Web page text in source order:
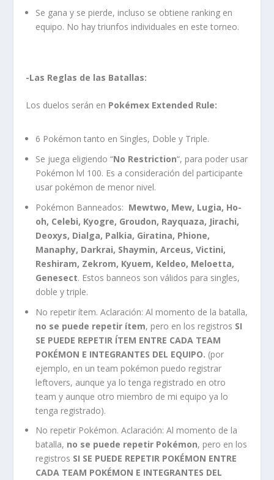
Se gana y se pierde, incluso se obtiene ranking en
equipo. No hay triunfos individuales en este torneo.
-Las Reglas de las Batallas:
Los duelos serán en Pokémex Extended Rule:
6 Pokémon tanto en Singles, Doble y Triple.
Se juega eligiendo “No Restriction“, para poder usar
Pokémon lvl 100. Es a consideración del participante
usar pokémon de menor nivel.
Pokémon Banneados: Mewtwo, Mew, Lugia, Ho-
oh, Celebi, Kyogre, Groudon, Rayquaza, Jirachi,
Deoxys, Dialga, Palkia, Giratina, Phione,
Manaphy, Darkrai, Shaymin, Arceus, Victini,
Reshiram, Zekrom, Kyuem, Keldeo, Meloetta,
Genesect. Estos banneos son válidos para singles,
doble y triple.
No repetir ítem. Aclaración: Al momento de la batalla,
no se puede repetir ítem, pero en los registros SI
SE PUEDE REPETIR ÍTEM ENTRE CADA TEAM
POKÉMON E INTEGRANTES DEL EQUIPO. (por
ejemplo, en un team pokémon puedo registrar
leftovers, aunque ya lo tenga registrado en otro
team y aunque otro miembro de mi equipo ya lo
tenga registrado).
No repetir Pokémon. Aclaración: Al momento de la
batalla, no se puede repetir Pokémon, pero en los
registros SI SE PUEDE REPETIR POKÉMON ENTRE
CADA TEAM POKÉMON E INTEGRANTES DEL